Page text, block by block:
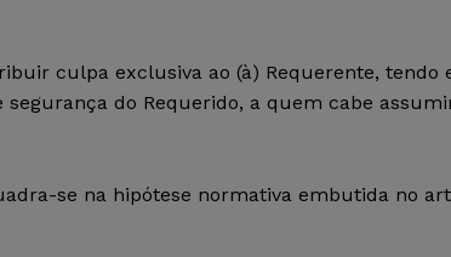
culpa exclusiva ao (à) Requerente, tendo
do Requerido, a quem cabe
se na hipótese normativa embutida no